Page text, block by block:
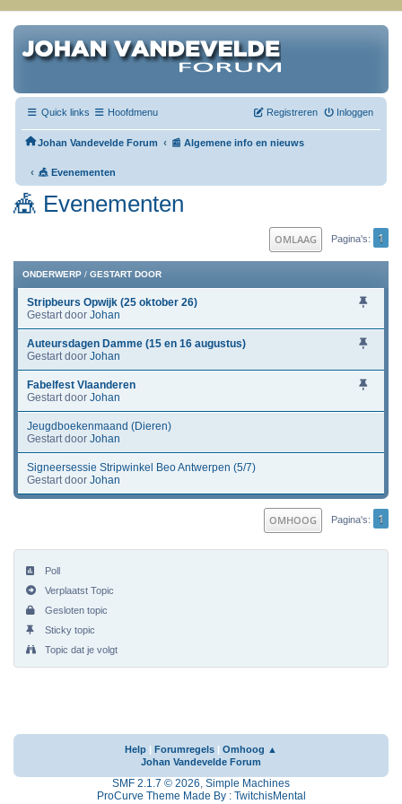
Quick links Hoofdmenu Inloggen
Registreren
Johan Vandevelde Forum ‹ 📰 Algemene info en nieuws
‹ 🎪 Evenementen
🎪 Evenementen
OMLAAG Pagina's 1
ONDERWERP / GESTART DOOR
Stripbeurs Opwijk (25 oktober 26)
Gestart door Johan
Auteursdagen Damme (15 en 16 augustus)
Gestart door Johan
Fabelfest Vlaanderen
Gestart door Johan
Jeugdboekenmaand (Dieren)
Gestart door Johan
Signeersessie Stripwinkel Beo Antwerpen (5/7)
Gestart door Johan
OMHOOG Pagina's 1
Poll
Verplaatst Topic
Gesloten topic
Sticky topic
Topic dat je volgt
Help | Forumregels | Omhoog ▲
Johan Vandevelde Forum
SMF 2.1.7 © 2026, Simple Machines
ProCurve Theme Made By : TwitchisMental